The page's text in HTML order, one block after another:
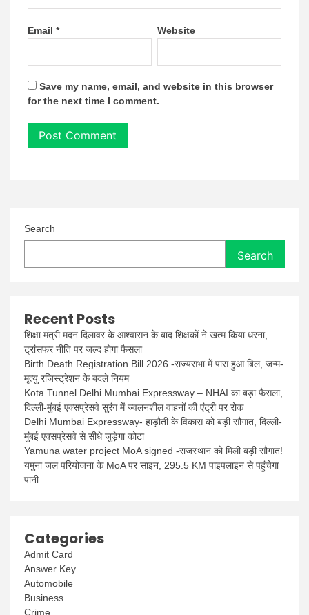
Email * Website
Save my name, email, and website in this browser
for the next time I comment.
Search
Search
Recent Posts
शिक्षा मंत्री मदन दिलावर के आश्वासन के बाद शिक्षकों ने खत्म किया धरना,
ट्रांसफर नीति पर जल्द होगा फैसला
Birth Death Registration Bill 2026 -राज्यसभा में पास हुआ बिल, जन्म-
मृत्यु रजिस्ट्रेशन के बदले नियम
Kota Tunnel Delhi Mumbai Expressway – NHAI का बड़ा फैसला,
दिल्ली-मुंबई एक्सप्रेसवे सुरंग में ज्वलनशील वाहनों की एंट्री पर रोक
Delhi Mumbai Expressway- हाड़ौती के विकास को बड़ी सौगात, दिल्ली-
मुंबई एक्सप्रेसवे से सीधे जुड़ेगा कोटा
Yamuna water project MoA signed -राजस्थान को मिली बड़ी सौगात!
यमुना जल परियोजना के MoA पर साइन, 295.5 KM पाइपलाइन से पहुंचेगा
पानी
Categories
Admit Card
Answer Key
Automobile
Business
Crime